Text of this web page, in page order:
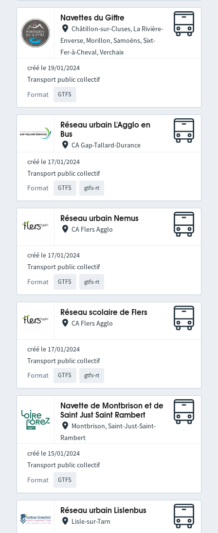
Navettes du Giffre
Châtillon-sur-Cluses, La Rivière-
Enverse, Morillon, Samoëns, Sixt-
Fer-à-Cheval, Verchaix
créé le 19/01/2024
Format GTFS
Transport public collectif
Réseau urbain L'Agglo en
Bus
CA Gap-Tallard-Durance
créé le 17/01/2024
Format GTFS gtfs-rt
Transport public collectif
Réseau urbain Nemus
CA Flers Agglo
créé le 17/01/2024
Format GTFS gtfs-rt
Transport public collectif
Réseau scolaire de Flers
CA Flers Agglo
créé le 17/01/2024
Format GTFS gtfs-rt
Transport public collectif
Navette de Montbrison et de
Saint Just Saint Rambert
Montbrison, Saint-Just-Saint-
Rambert
créé le 15/01/2024
Format GTFS
Transport public collectif
Réseau urbain Lislenbus
Lisle-sur-Tarn